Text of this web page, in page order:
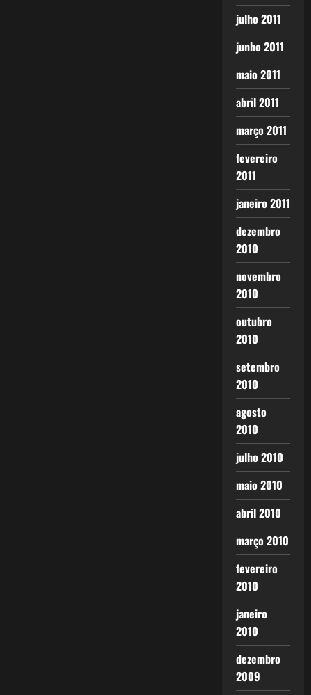
julho 2011
junho 2011
maio 2011
abril 2011
março 2011
fevereiro
2011
janeiro 2011
dezembro
2010
novembro
2010
outubro
2010
setembro
2010
agosto
2010
julho 2010
maio 2010
abril 2010
março 2010
fevereiro
2010
janeiro
2010
dezembro
2009